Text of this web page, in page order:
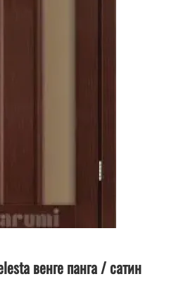
венге панга / сатин